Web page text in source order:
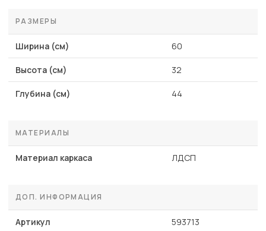
РАЗМЕРЫ
Ширина (см) 60
Высота (см) 32
Глубина (см) 44
МАТЕРИАЛЫ
Материал каркаса ЛДСП
ДОП. ИНФОРМАЦИЯ
Артикул 593713